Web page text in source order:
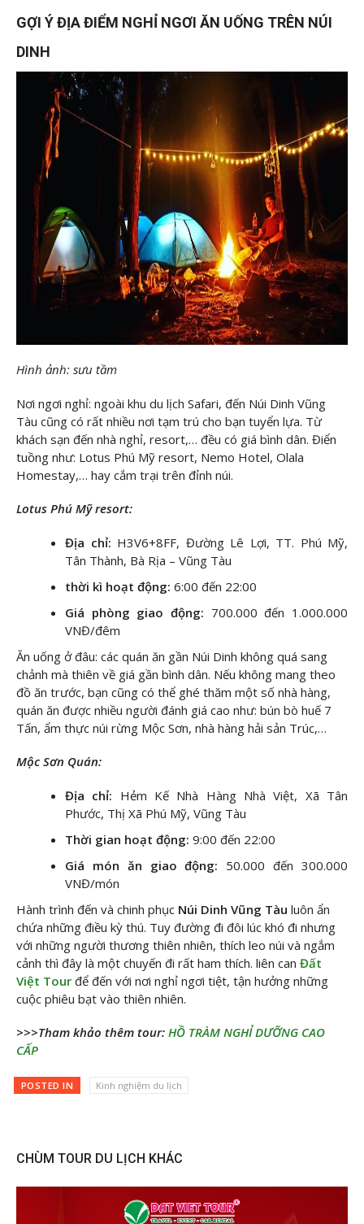
GỢI Ý ĐỊA ĐIỂM NGHỈ NGƠI ĂN UỐNG TRÊN NÚI
DINH
Hình ảnh: sưu tầm
Nơi ngơi nghỉ: ngoài khu du lịch Safari, đến Núi Dinh Vũng
Tàu cũng có rất nhiều nơi tạm trú cho bạn tuyển lựa. Từ
khách sạn đến nhà nghỉ, resort,… đều có giá bình dân. Điển
tuồng như: Lotus Phú Mỹ resort, Nemo Hotel, Olala
Homestay,… hay cắm trại trên đỉnh núi.
Lotus Phú Mỹ resort:
Địa chỉ: H3V6+8FF, Đường Lê Lợi, TT. Phú Mỹ,
Tân Thành, Bà Rịa – Vũng Tàu
thời kì hoạt động: 6:00 đến 22:00
Giá phòng giao động: 700.000 đến 1.000.000
VNĐ/đêm
Ăn uống ở đâu: các quán ăn gần Núi Dinh không quá sang
chảnh mà thiên về giá gần bình dân. Nếu không mang theo
đồ ăn trước, bạn cũng có thể ghé thăm một số nhà hàng,
quán ăn được nhiều người đánh giá cao như: bún bò huế 7
Tấn, ẩm thực núi rừng Mộc Sơn, nhà hàng hải sản Trúc,…
Mộc Sơn Quán:
Địa chỉ: Hẻm Kế Nhà Hàng Nhà Việt, Xã Tân
Phước, Thị Xã Phú Mỹ, Vũng Tàu
Thời gian hoạt động: 9:00 đến 22:00
Giá món ăn giao động: 50.000 đến 300.000
VNĐ/món
Hành trình đến và chinh phục Núi Dinh Vũng Tàu luôn ẩn
chứa những điều kỳ thú. Tuy đường đi đôi lúc khó đi nhưng
với những người thương thiên nhiên, thích leo núi và ngắm
cảnh thì đây là một chuyến đi rất ham thích. liên can Đất
Việt Tour để đến với nơi nghỉ ngơi tiệt, tận hưởng những
cuộc phiêu bạt vào thiên nhiên.
>>>Tham khảo thêm tour: HỒ TRÀM NGHỈ DƯỠNG CAO
CẤP
POSTED IN Kinh nghiệm du lịch
CHÙM TOUR DU LỊCH KHÁC